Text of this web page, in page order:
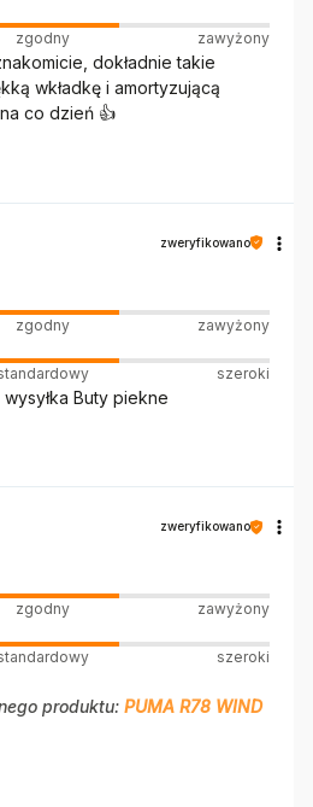
zgodny zawyżony
dokładnie takie
wkładkę i amortyzującą
co dzień 👍️
zweryfikowano
zgodny
zawyżony
szeroki
Buty piekne
zweryfikowano
zgodny
zawyżony
szeroki
produktu: PUMA R78 WIND